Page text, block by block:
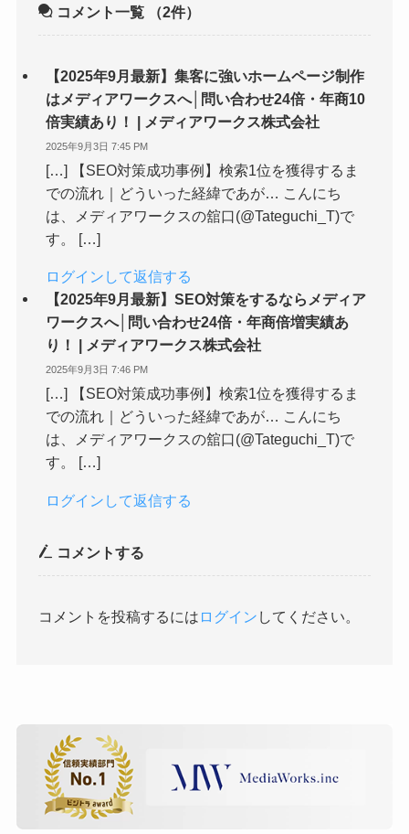
コメント一覧 （2件）
【2025年9月最新】集客に強いホームページ制作
はメディアワークスへ│問い合わせ24倍・年商10
倍実績あり！ | メディアワークス株式会社
2025年9月3日 7:45 PM
[…] 【SEO対策成功事例】検索1位を獲得するま
での流れ｜どういった経緯であが… こんにち
は、メディアワークスの舘口(@Tateguchi_T)で
す。 […]
ログインして返信する
【2025年9月最新】SEO対策をするならメディア
ワークスへ│問い合わせ24倍・年商倍増実績あ
り！ | メディアワークス株式会社
2025年9月3日 7:46 PM
[…] 【SEO対策成功事例】検索1位を獲得するま
での流れ｜どういった経緯であが… こんにち
は、メディアワークスの舘口(@Tateguchi_T)で
す。 […]
ログインして返信する
コメントする
コメントを投稿するには ログイン してください。